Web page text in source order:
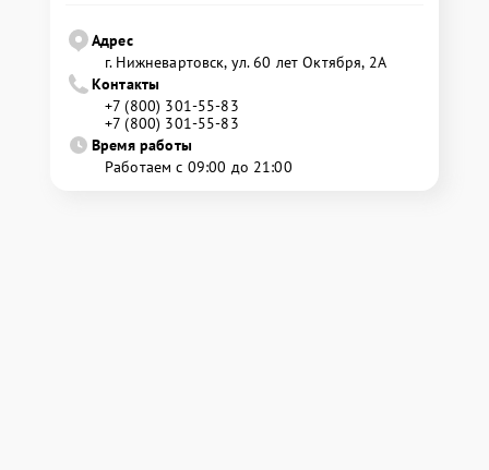
Адрес
г. Нижневартовск, ул. 60 лет Октября, 2А
Контакты
+7 (800) 301-55-83
+7 (800) 301-55-83
Время работы
Работаем с 09:00 до 21:00